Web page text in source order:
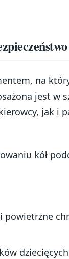
na
jest w
jak i
kół
powietrzne
dziecięcych